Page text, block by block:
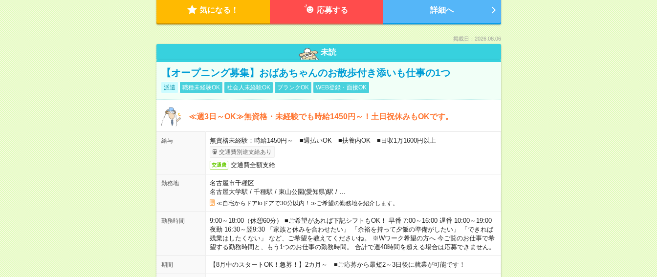
気になる！ 応募する 詳細へ
掲載日：2026.08.06
未読
【オープニング募集】おばあちゃんのお散歩付き添いも仕事の1つ
派遣 職種未経験OK 社会人未経験OK ブランクOK WEB登録・面接OK
≪週3日～OK≫無資格・未経験でも時給1450円～！土日祝休みもOKです。
給与 無資格未経験：時給1450円～ ■週払いOK ■扶養内OK ■日収1万1600円以上
交通費別途支給あり
交通費 交通費全額支給
勤務地
名古屋市千種区
名古屋大学駅 / 千種駅 / 東山公園(愛知県)駅 /
≪自宅からドアtoドアで30分以内！≫ご希望の勤務地を紹介します。
勤務時間
9:00～18:00（休憩60分） ■ご希望があれば下記シフトもOK！ 早番 7:00～16:00 遅番 10:00～19:00
夜勤 16:30～翌9:30 「家族と休みを合わせたい」 「余裕を持って夕飯の準備がしたい」 「できれば
残業はしたくない」 など、ご希望を教えてくださいね。 ※Wワーク希望の方へ 今ご覧のお仕事で希
望する勤務時間と、もう1つのお仕事の勤務時間。 合計で週40時間を超える場合は応募できません。
期間 【8月中のスタートOK！急募！】2カ月～ ■ご応募から最短2～3日後に就業が可能です！